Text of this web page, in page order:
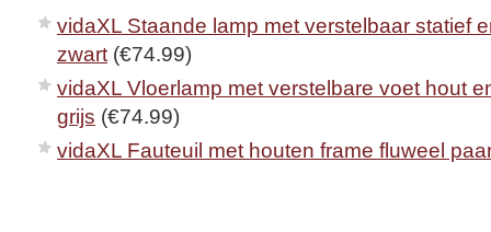
vidaXL Staande lamp met verstelbaar statief
zwart (€74.99)
vidaXL Vloerlamp met verstelbare voet hout
grijs (€74.99)
vidaXL Fauteuil met houten frame fluweel